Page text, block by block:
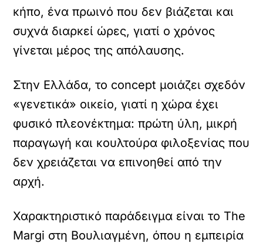
κήπο, ένα πρωινό που δεν βιάζεται και
συχνά διαρκεί ώρες, γιατί ο χρόνος
γίνεται μέρος της απόλαυσης.
Στην Ελλάδα, το concept μοιάζει σχεδόν
«γενετικά» οικείο, γιατί η χώρα έχει
φυσικό πλεονέκτημα: πρώτη ύλη, μικρή
παραγωγή και κουλτούρα φιλοξενίας που
δεν χρειάζεται να επινοηθεί από την
αρχή.
Χαρακτηριστικό παράδειγμα είναι το The
Margi στη Βουλιαγμένη, όπου η εμπειρία